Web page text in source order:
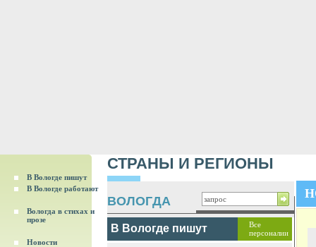
В Вологде пишут
В Вологде работают
Вологда в стихах и
прозе
Новости
СТРАНЫ И РЕГИОНЫ
ВОЛОГДА
В Вологде пишут
Все
персоналии